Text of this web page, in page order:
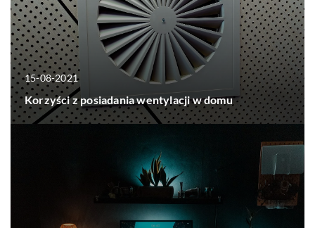
15-08-2021
Korzyści z posiadania wentylacji w domu